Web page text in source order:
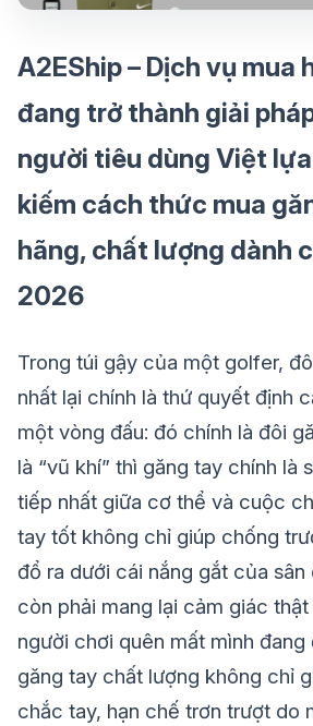
A2EShip – Dịch vụ mua
đang trở thành giải
người tiêu dùng Việt
kiếm cách thức mua
hãng, chất lượng dành
2026
Trong túi gậy của một golfer,
nhất lại chính là thứ quyết định
một vòng đấu: đó chính là đôi
là “vũ khí” thì găng tay chính là
tiếp nhất giữa cơ thể và cuộc
tay tốt không chỉ giúp chống
đổ ra dưới cái nắng gắt của
còn phải mang lại cảm giác
người chơi quên mất mình
găng tay chất lượng không chỉ
chắc tay, hạn chế trơn trượt do